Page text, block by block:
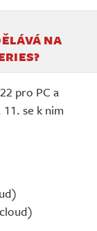
NA
pro PC a
se k nim